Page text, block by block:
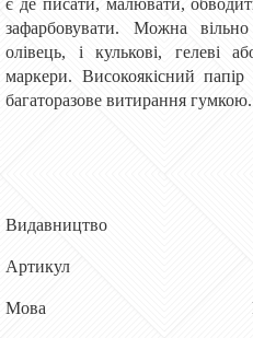
зафарбовувати. Можна
олівець, і кулькові, гелеві
маркери. Високоякісний
багаторазове витирання гумкою.
Видавництво ОКО
Артикул
Мова